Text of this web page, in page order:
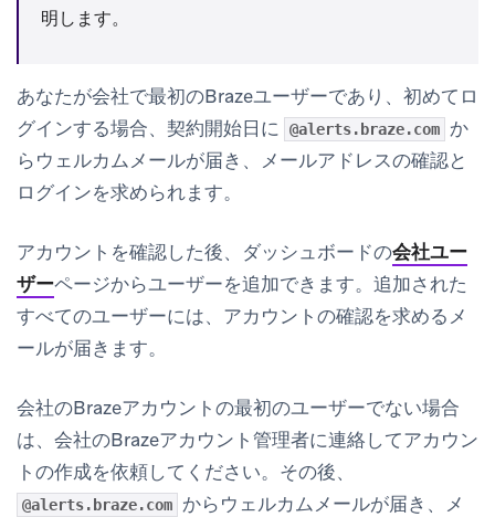
明します。
あなたが会社で最初のBrazeユーザーであり、初めてロ
グインする場合、契約開始日に
@alerts.braze.com
か
らウェルカムメールが届き、メールアドレスの確認と
ログインを求められます。
アカウントを確認した後、ダッシュボードの会社ユー
ザーページからユーザーを追加できます。追加された
すべてのユーザーには、アカウントの確認を求めるメ
ールが届きます。
会社のBrazeアカウントの最初のユーザーでない場合
は、会社のBrazeアカウント管理者に連絡してアカウン
トの作成を依頼してください。その後、
@alerts.braze.com
からウェルカムメールが届き、メ